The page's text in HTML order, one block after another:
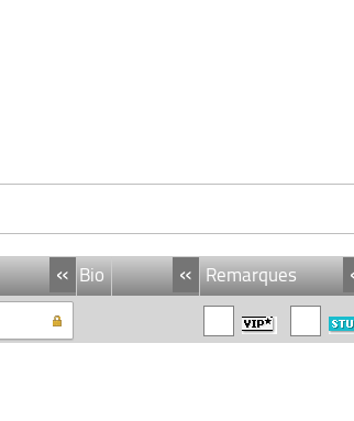
« Bio « Remarques